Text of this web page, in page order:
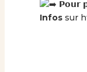
𝗣𝗼𝘂𝗿
Infossur